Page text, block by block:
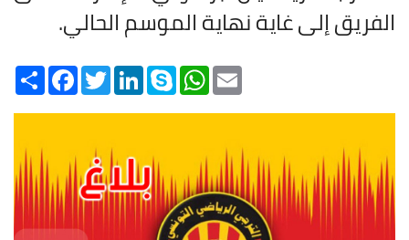
الفريق إلى غاية نهاية الموسم الحالي.
Share
FacebookTwitterLinkedInSkype
WhatsAppEmail